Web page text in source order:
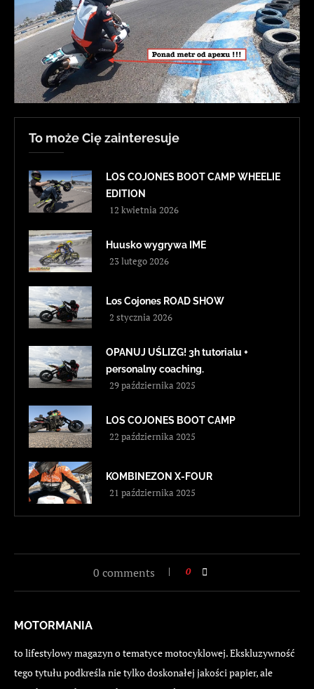
To może Cię zainteresuje
LOS COJONES BOOT CAMP WHEELIE
EDITION
12 kwietnia 2026
Huusko wygrywa IME
23 lutego 2026
Los Cojones ROAD SHOW
2 stycznia 2026
OPANUJ UŚLIZG! 3h tutorialu +
personalny coaching.
29 października 2025
LOS COJONES BOOT CAMP
22 października 2025
KOMBINEZON X-FOUR
21 października 2025
0 comments 0
MOTORMANIA
to lifestylowy magazyn o tematyce motocyklowej. Ekskluzywność
tego tytułu podkreśla nie tylko doskonałej jakości papier, ale